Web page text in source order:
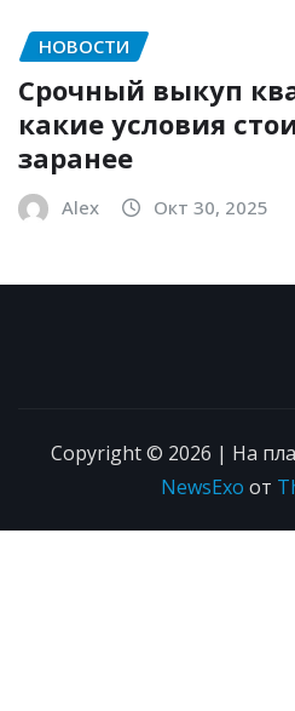
НОВОСТИ
Срочный выкуп
какие условия
заранее
Alex Окт 30, 2025
Copyright © 2026 | На
NewsExo от